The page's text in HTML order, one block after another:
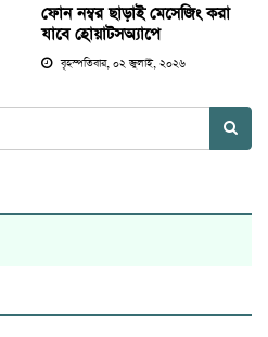
ফোন নম্বর ছাড়াই মেসেজিং করা
যাবে হোয়াটসঅ্যাপে
বৃহস্পতিবার, ০২ জুলাই, ২০২৬